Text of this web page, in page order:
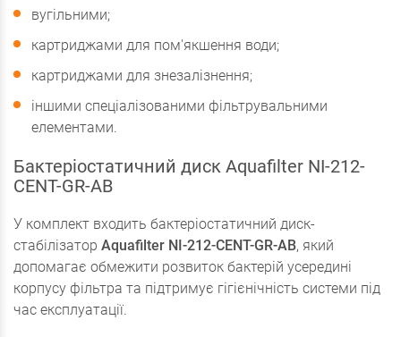
вугільними;
картриджами для пом'якшення води;
картриджами для знезалізнення;
іншими спеціалізованими фільтрувальними
елементами.
Бактеріостатичний диск Aquafilter NI-212-
CENT-GR-AB
У комплект входить бактеріостатичний диск-
стабілізатор Aquafilter NI-212-CENT-GR-AB, який
допомагає обмежити розвиток бактерій усередині
корпусу фільтра та підтримує гігієнічність системи під
час експлуатації.